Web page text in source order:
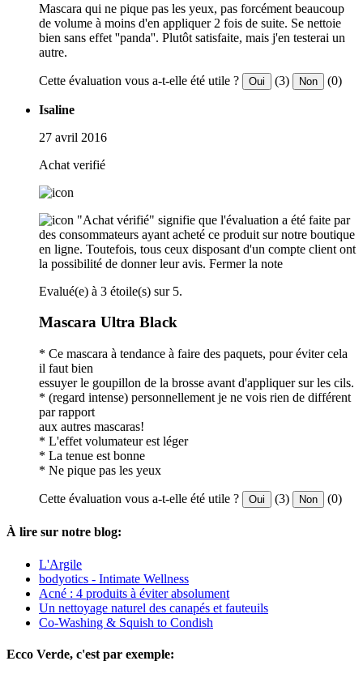
Mascara qui ne pique pas les yeux, pas forcément beaucoup
de volume à moins d'en appliquer 2 fois de suite. Se nettoie
bien sans effet ''panda''. Plutôt satisfaite, mais j'en testerai un
autre.
Cette évaluation vous a-t-elle été utile ? Oui (3) Non (0)
Isaline
27 avril 2016
Achat verifié
"Achat vérifié" signifie que l'évaluation a été faite par
des consommateurs ayant acheté ce produit sur notre boutique
en ligne. Toutefois, tous ceux disposant d'un compte client ont
la possibilité de donner leur avis. Fermer la note
Evalué(e) à 3 étoile(s) sur 5.
Mascara Ultra Black
* Ce mascara à tendance à faire des paquets, pour éviter cela
il faut bien
essuyer le goupillon de la brosse avant d'appliquer sur les cils.
* (regard intense) personnellement je ne vois rien de différent
par rapport
aux autres mascaras!
* L'effet volumateur est léger
* La tenue est bonne
* Ne pique pas les yeux
Cette évaluation vous a-t-elle été utile ? Oui (3) Non (0)
À lire sur notre blog:
L'Argile
bodyotics - Intimate Wellness
Acné : 4 produits à éviter absolument
Un nettoyage naturel des canapés et fauteuils
Co-Washing & Squish to Condish
Ecco Verde, c'est par exemple: